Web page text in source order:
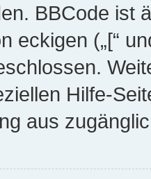
BBCode ist
eckigen („[“
Hilfe-
aus